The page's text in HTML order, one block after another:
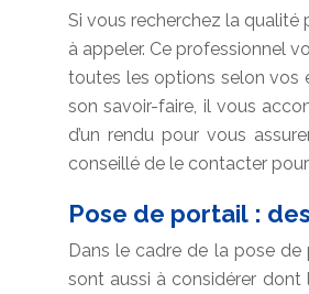
Si vous recherchez la qualité
à appeler. Ce professionnel
toutes les options selon vos
son savoir-faire, il vous
d’un rendu pour vous
conseillé de le contacter
Pose de portail :
Dans le cadre de la pose de
sont aussi à considérer dont